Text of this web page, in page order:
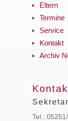
Eltern
Termine
Service
Kontakt
Archiv
Tel.: